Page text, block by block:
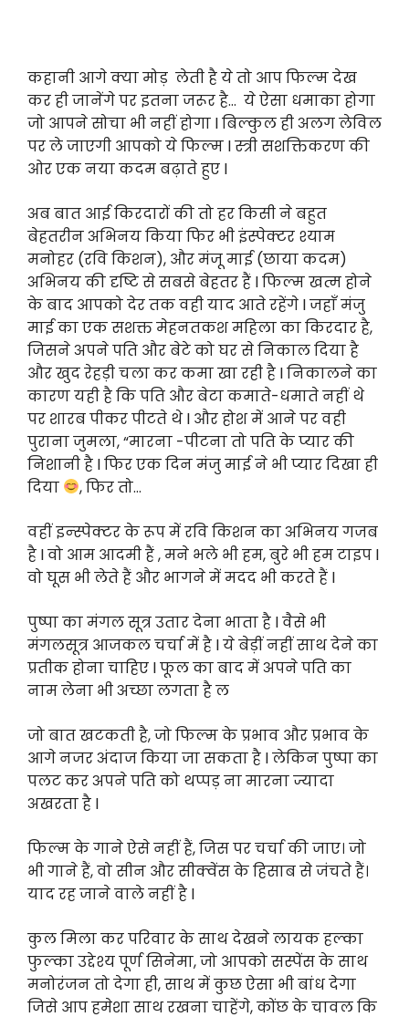
कहानी आगे क्या मोड़ लेती है ये तो आप फिल्म देख
कर ही जानेंगे पर इतना जरूर है… ये ऐसा धमाका होगा
जो आपने सोचा भी नहीं होगा l बिल्कुल ही अलग लेविल
पर ले जाएगी आपको ये फिल्म l स्त्री सशक्तिकरण की
ओर एक नया कदम बढ़ाते हुए l
अब बात आई किरदारों की तो हर किसी ने बहुत
बेहतरीन अभिनय किया फिर भी इंस्पेक्टर श्याम
मनोहर (रवि किशन), और मंजू माई (छाया कदम)
अभिनय की दृष्टि से सबसे बेहतर हैं l फिल्म खत्म होने
के बाद आपको देर तक वही याद आते रहेंगे l जहाँ मंजु
माई का एक सशक्त मेहनतकश महिला का किरदार है,
जिसने अपने पति और बेटे को घर से निकाल दिया है
और खुद रेहड़ी चला कर कमा खा रही है l निकालने का
कारण यही है कि पति और बेटा कमाते-धमाते नहीं थे
पर शारब पीकर पीटते थे l और होश में आने पर वही
पुराना जुमला, “मारना -पीटना तो पति के प्यार की
निशानी है l फिर एक दिन मंजु माई ने भी प्यार दिखा ही
दिया
, फिर तो…
वहीं इन्स्पेक्टर के रूप में रवि किशन का अभिनय गजब
है l वो आम आदमी हैं , मने भले भी हम, बुरे भी हम टाइप l
वो घूस भी लेते हैं और भागने में मदद भी करते हैं l
पुष्पा का मंगल सूत्र उतार देना भाता है l वैसे भी
मंगलसूत्र आजकल चर्चा में है l ये बेड़ीं नहीं साथ देने का
प्रतीक होना चाहिए l फूल का बाद में अपने पति का
नाम लेना भी अच्छा लगता है ल
जो बात खटकती है, जो फिल्म के प्रभाव और प्रभाव के
आगे नजर अंदाज किया जा सकता है l लेकिन पुष्पा का
पलट कर अपने पति को थप्पड़ ना मारना ज्यादा
अखरता है l
फिल्म के गाने ऐसे नहीं हैं, जिस पर चर्चा की जाए। जो
भी गाने हैं, वो सीन और सीक्वेंस के हिसाब से जंचते हैं।
याद रह जाने वाले नहीं है l
कुल मिला कर परिवार के साथ देखने लायक हल्का
फुल्का उद्देश्य पूर्ण सिनेमा, जो आपको सस्पेंस के साथ
मनोरंजन तो देगा ही, साथ में कुछ ऐसा भी बांध देगा
जिसे आप हमेशा साथ रखना चाहेंगे, कोंछ के चावल कि